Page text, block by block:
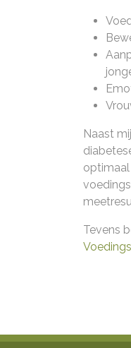
Naast
optimaal
Tevens